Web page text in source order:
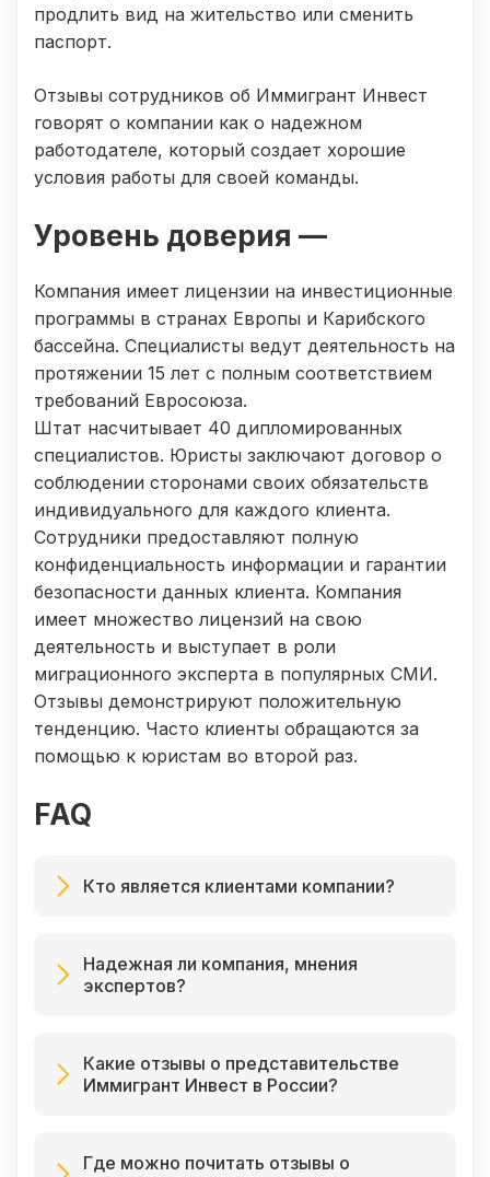
продлить вид на жительство или сменить
паспорт.
Отзывы сотрудников об Иммигрант Инвест
говорят о компании как о надежном
работодателе, который создает хорошие
условия работы для своей команды.
Уровень доверия —
Компания имеет лицензии на инвестиционные
программы в странах Европы и Карибского
бассейна. Специалисты ведут деятельность на
протяжении 15 лет с полным соответствием
требований Евросоюза.
Штат насчитывает 40 дипломированных
специалистов. Юристы заключают договор о
соблюдении сторонами своих обязательств
индивидуального для каждого клиента.
Сотрудники предоставляют полную
конфиденциальность информации и гарантии
безопасности данных клиента. Компания
имеет множество лицензий на свою
деятельность и выступает в роли
миграционного эксперта в популярных СМИ.
Отзывы демонстрируют положительную
тенденцию. Часто клиенты обращаются за
помощью к юристам во второй раз.
FAQ
Кто является клиентами компании?
Надежная ли компания, мнения
экспертов?
Какие отзывы о представительстве
Иммигрант Инвест в России?
Где можно почитать отзывы о